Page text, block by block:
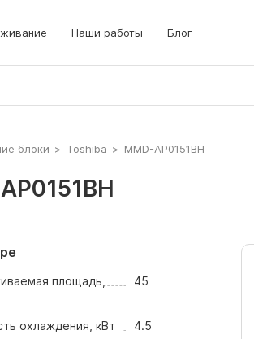
Наши работы Блог
блоки > Toshiba > MMD-AP0151BH
площадь,
45
охлаждения, кВт 4.5